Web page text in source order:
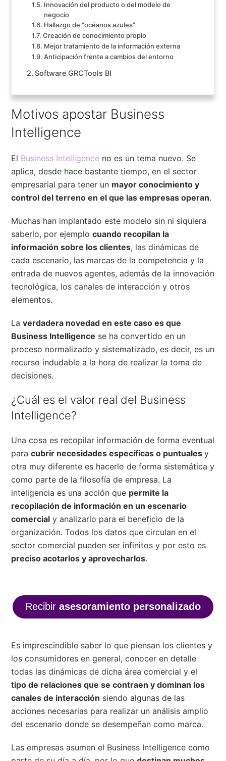
Innovación del producto o del modelo de
negocio
Hallazgo de “océanos azules”
Creación de conocimiento propio
Mejor tratamiento de la información externa
Anticipación frente a cambios del entorno
Software GRCTools BI
Motivos apostar Business
Intelligence
El Business Intelligence no es un tema nuevo. Se
aplica, desde hace bastante tiempo, en el sector
empresarial para tener un mayor conocimiento y
control del terreno en el que las empresas operan.
Muchas han implantado este modelo sin ni siquiera
saberlo, por ejemplocuando recopilan la
información sobre los clientes, las dinámicas de
cada escenario, las marcas de la competencia y la
entrada de nuevos agentes, además de la innovación
tecnológica, los canales de interacción y otros
elementos.
Laverdadera novedad en este caso es que
Business Intelligence se ha convertido en un
proceso normalizado y sistematizado, es decir, es un
recurso indudable a la hora de realizar la toma de
decisiones.
¿Cuál es el valor real del Business
Intelligence?
Una cosa es recopilar información de forma eventual
paracubrir necesidades específicas o puntualesy
otra muy diferente es hacerlo de forma sistemática y
como parte de la filosofía de empresa. La
inteligencia es una acción que permite la
recopilación de información en un escenario
comercial y analizarlo para el beneficio de la
organización. Todos los datos que circulan en el
sector comercial pueden ser infinitos y por esto es
preciso acotarlos y aprovecharlos.
Recibir asesoramiento personalizado
Es imprescindible saber lo que piensan los clientes y
los consumidores en general, conocer en detalle
todas las dinámicas de dicha área comercial y el
tipo de relaciones que se contraen y dominan los
canales de interacción siendo algunas de las
acciones necesarias para realizar un análisis amplio
del escenario donde se desempeñan como marca.
Las empresas asumen el Business Intelligence como